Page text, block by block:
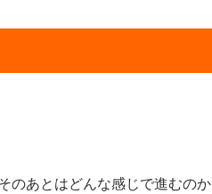
のあとはどんな感じで進むのか